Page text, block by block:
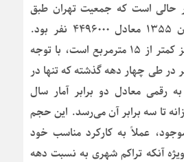
حالی است که جمعیت تهران طبق
آمار منتشرشده در آبان ۱۳۵۵ معادل ۴۴۹۶۰۰۰ نفر بود.
سرانه کنونی فضای سبز کمتر از ۱۵ مترمربع است، با توجه
طی چهار دهه گذشته که تنها در
رقمی معادل دو برابر آمار سال
تا سه برابر آن می‌رسد. این حجم
عملاً به کارکرد مناسب خود
آنکه تراکم شهری به نسبت دهه